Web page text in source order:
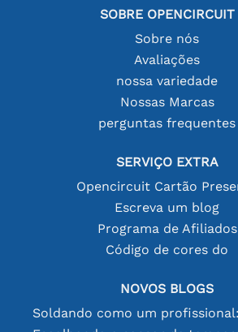
SOBRE OPENCIRCUIT
Sobre nós
Avaliações
nossa variedade
Nossas Marcas
perguntas frequentes
SERVIÇO EXTRA
Opencircuit Cartão
Escreva um blog
Programa de Afiliados
Código de cores do
NOVOS BLOGS